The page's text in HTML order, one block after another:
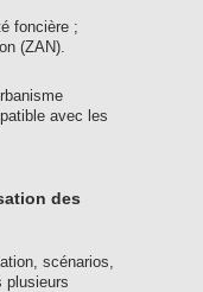
foncière ;
(ZAN).
avec les
des
scénarios,
plusieurs